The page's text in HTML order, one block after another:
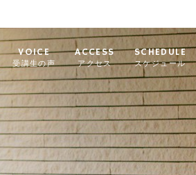
VOICE
受講生の声
ACCESS
アクセス
SCHEDULE
スケジュール